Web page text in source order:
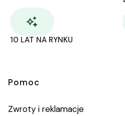
10 LAT NA RYNKU
Linki w stopce
Pomoc
Zwroty i reklamacje